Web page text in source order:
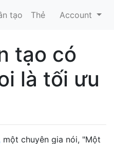
tạo Thẻ Account
tạo có
là tối ưu
một chuyên gia nói, "Một